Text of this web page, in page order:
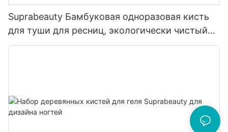
Suprabeauty Бамбуковая одноразовая кисть
для туши для ресниц, экологически чистый
материал